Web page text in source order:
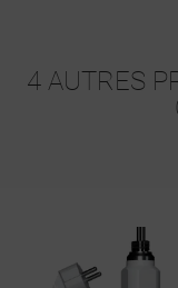
4 AUTRES